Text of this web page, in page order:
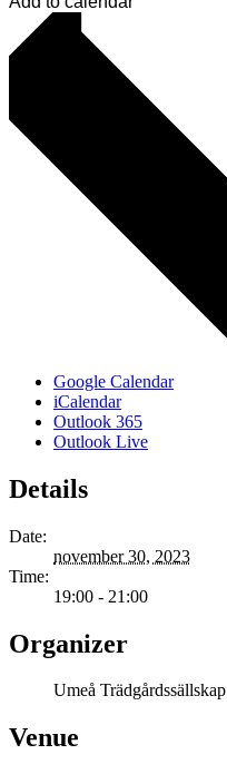
Google Calendar
iCalendar
Outlook 365
Outlook Live
Details
Date:
november 30, 2023
Time:
19:00 - 21:00
Organizer
Umeå Trädgårdssällskap
Venue